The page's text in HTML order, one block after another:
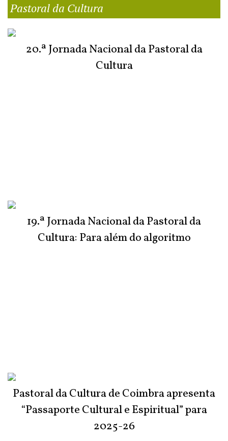
Pastoral da Cultura
20.ª Jornada Nacional da Pastoral da
Cultura
19.ª Jornada Nacional da Pastoral da
Cultura: Para além do algoritmo
Pastoral da Cultura de Coimbra apresenta
“Passaporte Cultural e Espiritual” para
2025-26